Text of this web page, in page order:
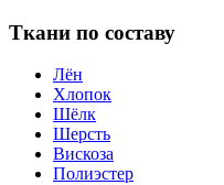
Ткани по составу
Лён
Хлопок
Шёлк
Шерсть
Вискоза
Полиэстер